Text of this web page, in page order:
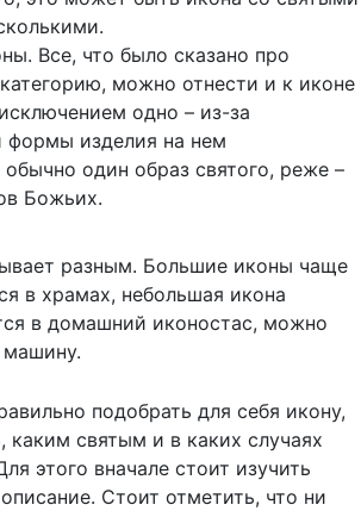
Все, что было сказано про
можно отнести и к иконе
одно – из-за
формы изделия на нем
обычно один образ святого, реже –
Божьих.
разным. Большие иконы чаще
в храмах, небольшая икона
в домашний иконостас, можно
машину.
подобрать для себя икону,
каким святым и в каких случаях
этого вначале стоит изучить
Стоит отметить, что ни